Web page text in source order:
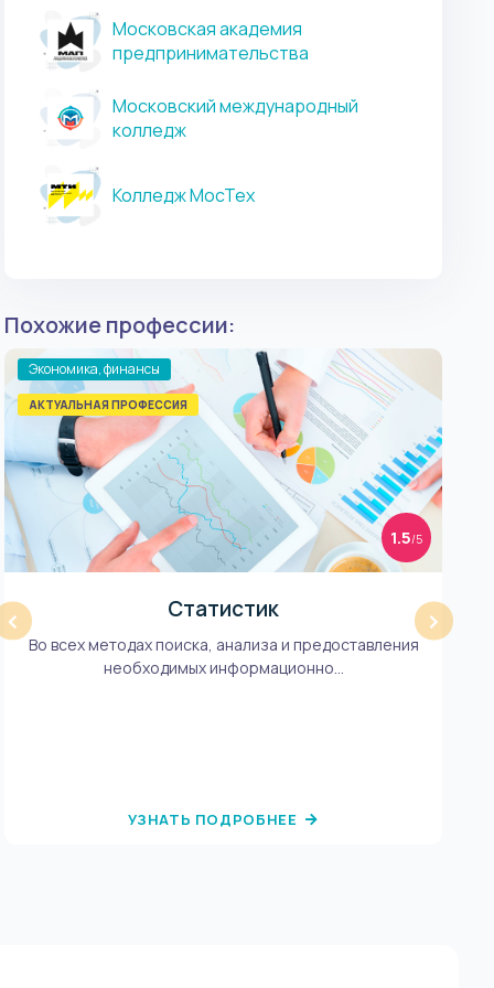
Московская академия
предпринимательства
Московский международный
колледж
Колледж МосТех
Похожие профессии:
‹
Экономика, финансы
АКТУАЛЬНАЯ ПРОФЕССИЯ
1.5/5
Статистик
Во всех методах поиска, анализа и предоставления
необходимых информационно...
УЗНАТЬ ПОДРОБНЕЕ
›